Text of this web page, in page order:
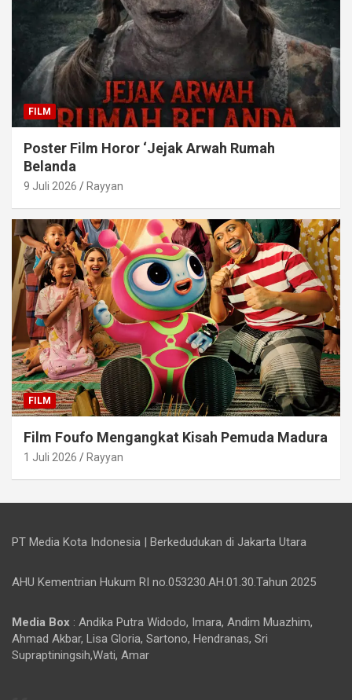
FILM
Poster Film Horor ‘Jejak Arwah Rumah
Belanda
9 Juli 2026 Rayyan
FILM
Film Foufo Mengangkat Kisah Pemuda Madura
1 Juli 2026 Rayyan
PT Media Kota Indonesia | Berkedudukan di Jakarta Utara
AHU Kementrian Hukum RI no.053230.AH.01.30.Tahun 2025
Media Box : Andika Putra Widodo, Imara, Andim Muazhim,
Ahmad Akbar, Lisa Gloria, Sartono, Hendranas, Sri
Supraptiningsih,Wati, Amar